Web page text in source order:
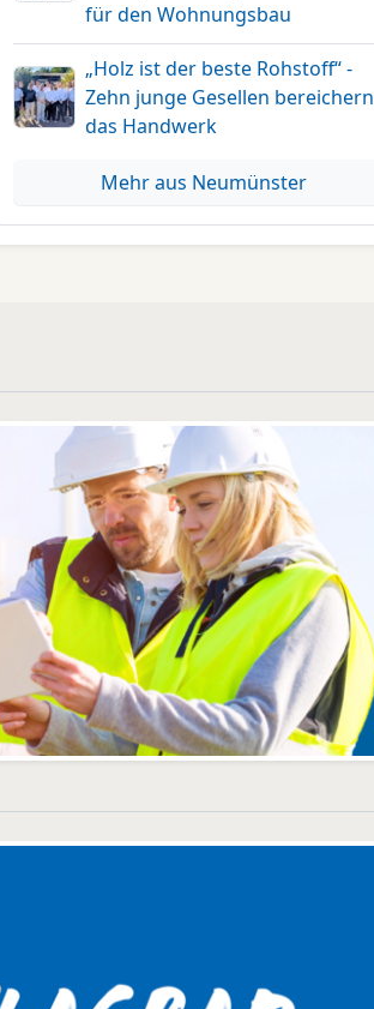
für den Wohnungsbau
„Holz ist der beste Rohstoff“ -
Zehn junge Gesellen bereichern
das Handwerk
Mehr aus Neumünster